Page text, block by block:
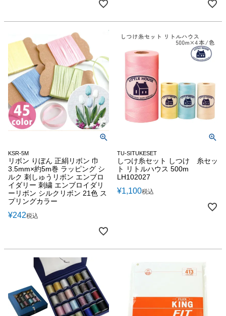
KSR-5M
リボン りぼん 正絹リボン 巾
3.5mm×約5m巻 ラッピング シ
ルク 刺しゅうリボン エンブロ
イダリー 刺繍 エンブロイダリ
ーリボン シルクリボン 21色 ス
プリングカラー
¥242税込
TU-SITUKESET
しつけ糸セット しつけ 糸セッ
ト リトルハウス 500m
LH102027
¥1,100税込